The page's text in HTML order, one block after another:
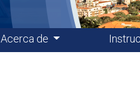
Acerca de